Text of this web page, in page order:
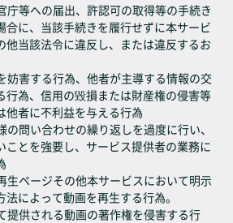
庁等への届出、許認可の取得等の手続き
合に、当該手続きを履行せずに本サービ
他当該法令に違反し、または違反するお
妨害する行為、他者が主導する情報の交
行為、信用の毀損または財産権の侵害等
他者に不利益を与える行為
問い合わせの繰り返しを過度に行い、
ことを強要し、サービス提供者の業務に
生ページその他本サービスにおいて明示
によって動画を再生する行為。
提供される動画の著作権を侵害する行